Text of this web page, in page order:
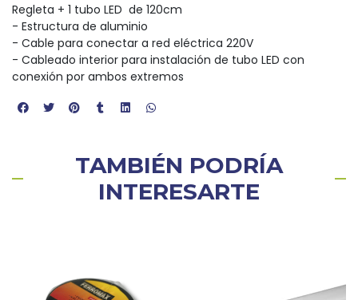
Regleta + 1 tubo LED de 120cm
- Estructura de aluminio
- Cable para conectar a red eléctrica 220V
- Cableado interior para instalación de tubo LED con
conexión por ambos extremos
TAMBIÉN PODRÍA
INTERESARTE